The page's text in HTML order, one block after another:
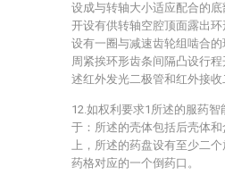
设成与转轴大小适应配合的
开设有供转轴空腔顶面露出
设有一圈与减速齿轮组啮合
周紧挨环形齿条间隔凸设行
述红外发光二极管和红外接收
12.如权利要求1所述的服药
于：所述的壳体包括后壳体
上，所述的药盘设有至少二
药格对应的一个倒药口。